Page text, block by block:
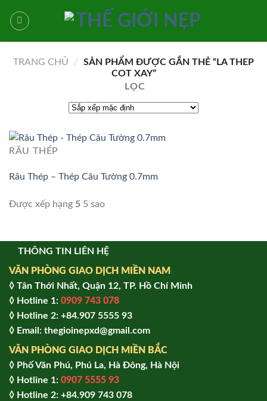
qua
TRANG CHỦ
/
SẢN PHẨM ĐƯỢC GẮN THẺ “LA THEP
COT XAY”
LỌC
RÂU THÉP
Râu Thép – Thép Câu Tường 0.7mm
Được xếp hạng 55 sao
THÔNG TIN LIÊN HỆ
VĂN PHÒNG GIAO DỊCH MIỀN NAM
◊ Tân Thới Nhất, Quận 12, TP. Hồ Chí Minh
◊ Hotline 1: 0909 743 078
◊ Hotline 2: +84.907 5555 93
◊ Email: thegioinepxd@gmail.com
VĂN PHÒNG GIAO DỊCH MIỀN BẮC
◊ Phố Văn Phú, Phú La, Hà Đông, Hà Nội
◊ Hotline 1: 0907 5555 93
◊ Hot line 2: +84.909 743 078